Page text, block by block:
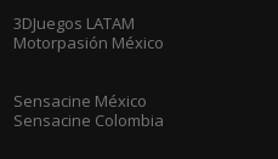
3DJuegos LATAM
Motorpasión México
Sensacine México
Sensacine Colombia